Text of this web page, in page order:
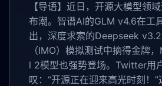
【导语】近日，开源大模型领
布潮。智谱AI的GLM v4.6在工
出，深度求索的Deepseek
（IMO）模拟测试中摘得金牌
l 2模型也强势登场。Twitter用
叹：“开源正在迎来高光时刻！